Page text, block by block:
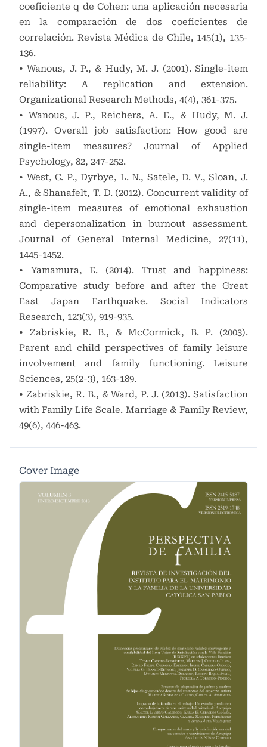
coeficiente q de Cohen: una aplicación necesaria
en la comparación de dos coeficientes de
correlación. Revista Médica de Chile, 145(1), 135-
136.
• Wanous, J. P., & Hudy, M. J. (2001). Single-item
reliability: A replication and extension.
Organizational Research Methods, 4(4), 361-375.
• Wanous, J. P., Reichers, A. E., & Hudy, M. J.
(1997). Overall job satisfaction: How good are
single-item measures? Journal of Applied
Psychology, 82, 247-252.
• West, C. P., Dyrbye, L. N., Satele, D. V., Sloan, J.
A., & Shanafelt, T. D. (2012). Concurrent validity of
single-item measures of emotional exhaustion
and depersonalization in burnout assessment.
Journal of General Internal Medicine, 27(11),
1445-1452.
• Yamamura, E. (2014). Trust and happiness:
Comparative study before and after the Great
East Japan Earthquake. Social Indicators
Research, 123(3), 919-935.
• Zabriskie, R. B., & McCormick, B. P. (2003).
Parent and child perspectives of family leisure
involvement and family functioning. Leisure
Sciences, 25(2-3), 163-189.
• Zabriskie, R. B., & Ward, P. J. (2013). Satisfaction
with Family Life Scale. Marriage & Family Review,
49(6), 446-463.
Cover Image